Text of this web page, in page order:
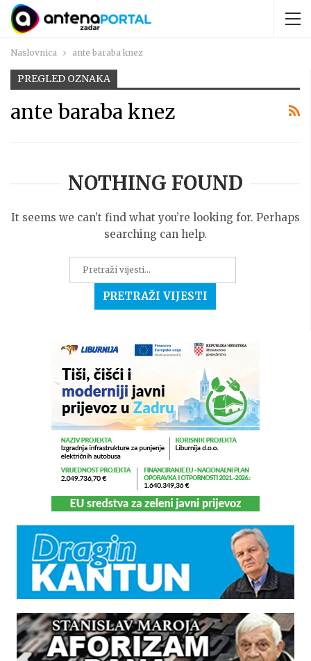
Naslovnica ante baraba knez
PREGLED OZNAKA
ante baraba knez
NOTHING FOUND
It seems we can’t find what you’re looking for. Perhaps
searching can help.